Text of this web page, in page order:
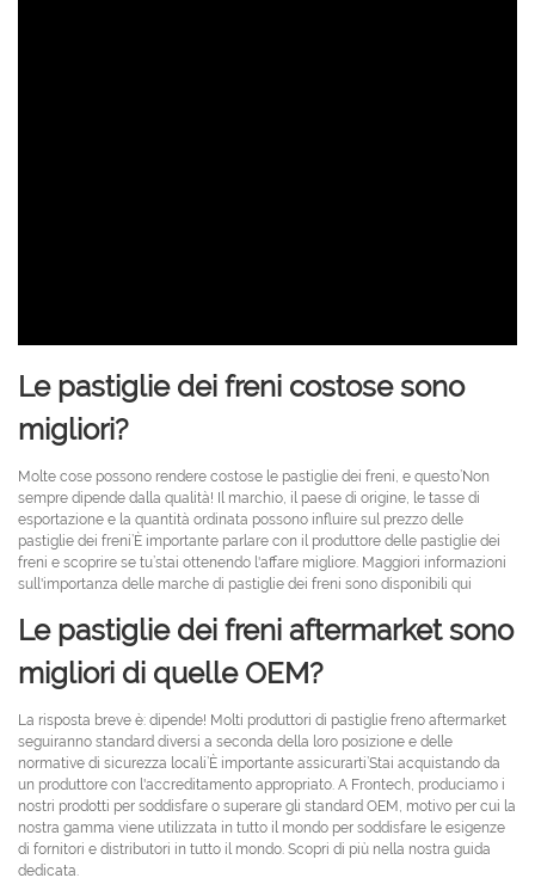
Le pastiglie dei freni costose sono
migliori?
Molte cose possono rendere costose le pastiglie dei freni, e questo’Non
sempre dipende dalla qualità! Il marchio, il paese di origine, le tasse di
esportazione e la quantità ordinata possono influire sul prezzo delle
pastiglie dei freni’È importante parlare con il produttore delle pastiglie dei
freni e scoprire se tu’stai ottenendo l'affare migliore. Maggiori informazioni
sull'importanza delle marche di pastiglie dei freni sono disponibili qui
Le pastiglie dei freni aftermarket sono
migliori di quelle OEM?
La risposta breve è: dipende! Molti produttori di pastiglie freno aftermarket
seguiranno standard diversi a seconda della loro posizione e delle
normative di sicurezza locali’È importante assicurarti’Stai acquistando da
un produttore con l'accreditamento appropriato. A Frontech, produciamo i
nostri prodotti per soddisfare o superare gli standard OEM, motivo per cui la
nostra gamma viene utilizzata in tutto il mondo per soddisfare le esigenze
di fornitori e distributori in tutto il mondo. Scopri di più nella nostra guida
dedicata.